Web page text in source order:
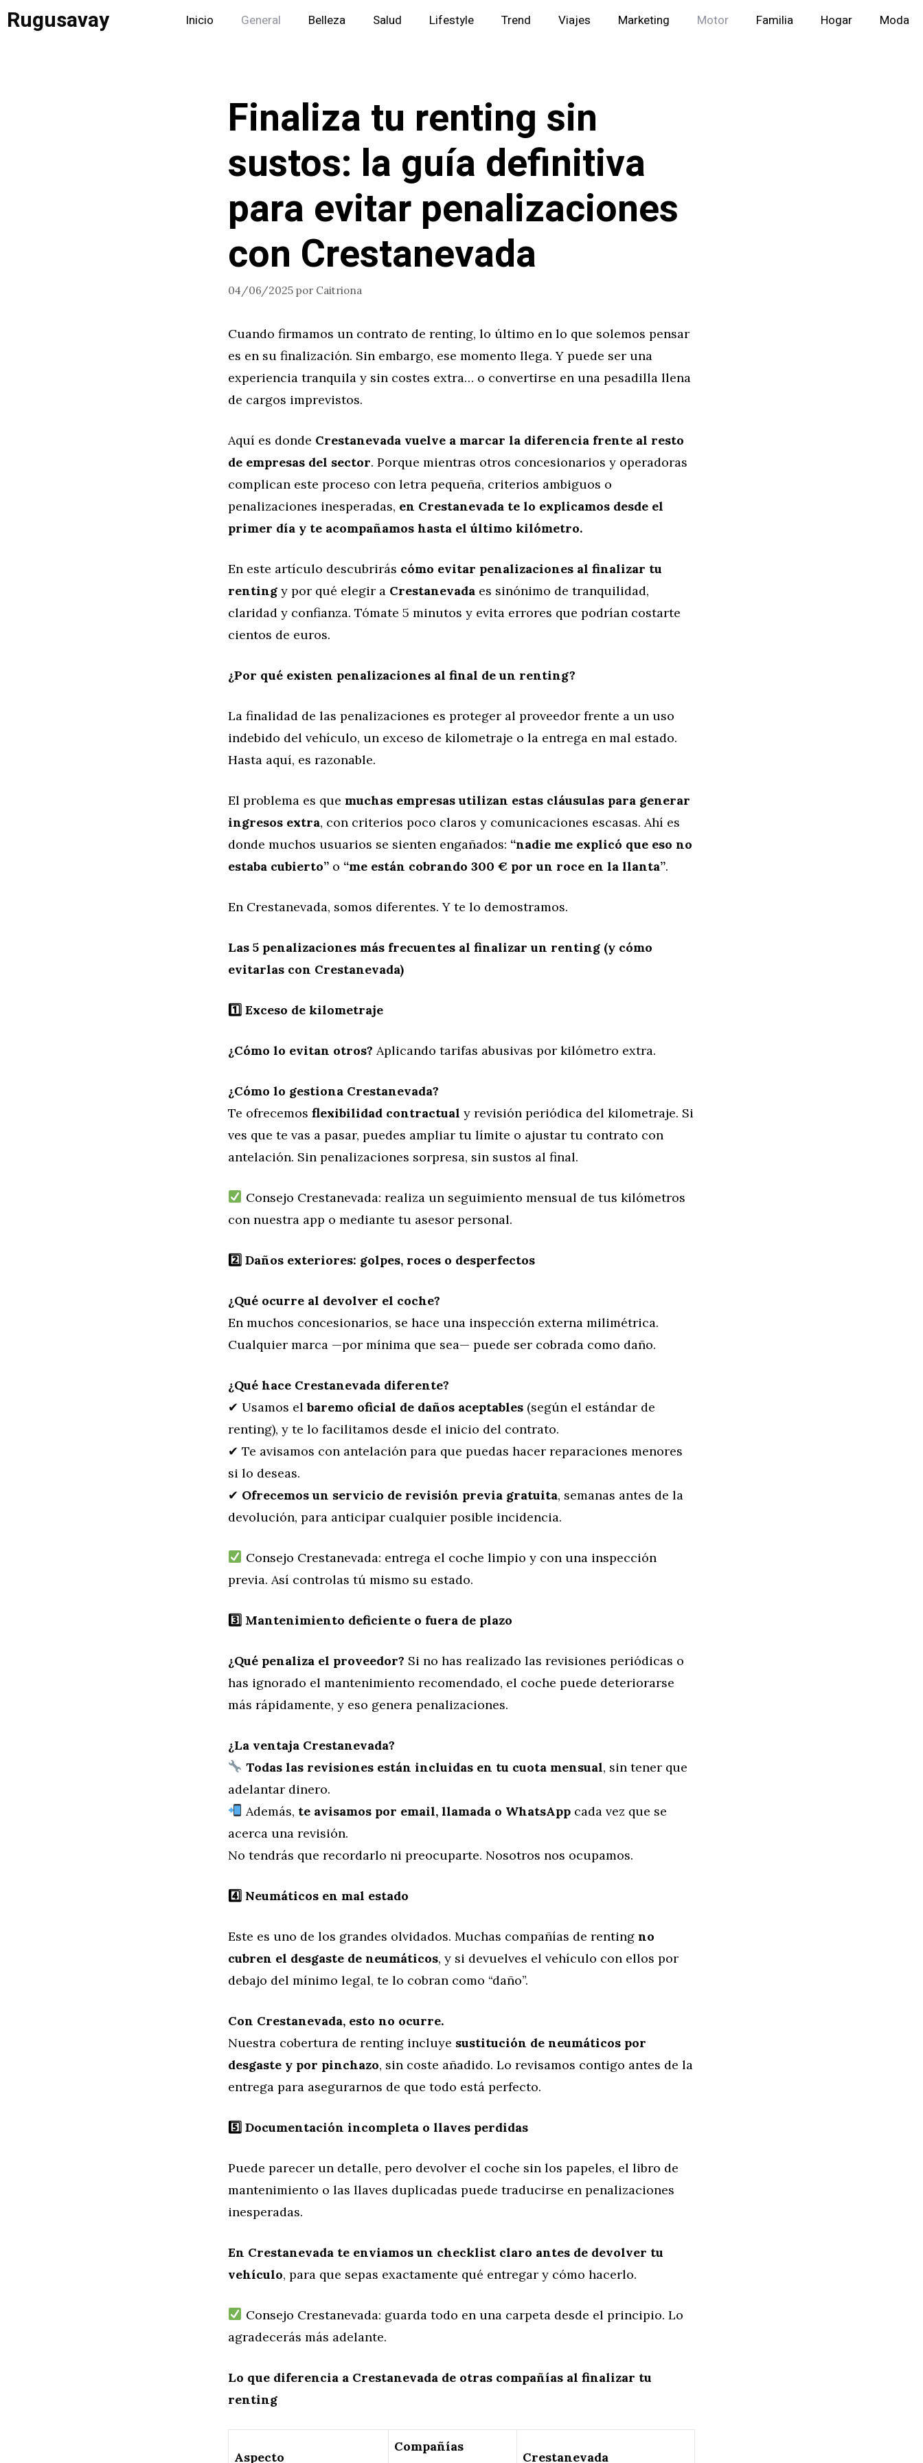
Saltar
alRugusavay Inicio General Belleza Salud Lifestyle Trend Viajes Marketing Motor Familia Hogar Moda
Finaliza tu renting sin
sustos: la guía definitiva
para evitar penalizaciones
con Crestanevada
04/06/2025 por Caitriona
Cuando firmamos un contrato de renting, lo último en lo que solemos pensar
es en su finalización. Sin embargo, ese momento llega. Y puede ser una
experiencia tranquila y sin costes extra… o convertirse en una pesadilla llena
de cargos imprevistos.
Aquí es donde Crestanevada vuelve a marcar la diferencia frente al resto
de empresas del sector. Porque mientras otros concesionarios y operadoras
complican este proceso con letra pequeña, criterios ambiguos o
penalizaciones inesperadas, en Crestanevada te lo explicamos desde el
primer día y te acompañamos hasta el último kilómetro.
En este artículo descubrirás cómo evitar penalizaciones al finalizar tu
renting y por qué elegir a Crestanevada es sinónimo de tranquilidad,
claridad y confianza. Tómate 5 minutos y evita errores que podrían costarte
cientos de euros.
¿Por qué existen penalizaciones al final de un renting?
La finalidad de las penalizaciones es proteger al proveedor frente a un uso
indebido del vehículo, un exceso de kilometraje o la entrega en mal estado.
Hasta aquí, es razonable.
El problema es que muchas empresas utilizan estas cláusulas para generar
ingresos extra, con criterios poco claros y comunicaciones escasas. Ahí es
donde muchos usuarios se sienten engañados: “nadie me explicó que eso no
estaba cubierto” o “me están cobrando 300 € por un roce en la llanta”.
En Crestanevada, somos diferentes. Y te lo demostramos.
Las 5 penalizaciones más frecuentes al finalizar un renting (y cómo
evitarlas con Crestanevada)
1️ ⃣ Exceso de kilometraje
¿Cómo lo evitan otros? Aplicando tarifas abusivas por kilómetro extra.
¿Cómo lo gestiona Crestanevada?
Te ofrecemos flexibilidad contractual y revisión periódica del kilometraje. Si
ves que te vas a pasar, puedes ampliar tu límite o ajustar tu contrato con
antelación. Sin penalizaciones sorpresa, sin sustos al final.
Consejo Crestanevada: realiza un seguimiento mensual de tus kilómetros
con nuestra app o mediante tu asesor personal.
2️ ⃣ Daños exteriores: golpes, roces o desperfectos
¿Qué ocurre al devolver el coche?
En muchos concesionarios, se hace una inspección externa milimétrica.
Cualquier marca —por mínima que sea— puede ser cobrada como daño.
¿Qué hace Crestanevada diferente?
✔ Usamos elbaremo oficial de daños aceptables (según el estándar de
renting), y te lo facilitamos desde el inicio del contrato.
✔ Te avisamos con antelación para que puedas hacer reparaciones menores
si lo deseas.
✔ Ofrecemos un servicio de revisión previa gratuita, semanas antes de la
devolución, para anticipar cualquier posible incidencia.
Consejo Crestanevada: entrega el coche limpio y con una inspección
previa. Así controlas tú mismo su estado.
3️ ⃣ Mantenimiento deficiente o fuera de plazo
¿Qué penaliza el proveedor? Si no has realizado las revisiones periódicas o
has ignorado el mantenimiento recomendado, el coche puede deteriorarse
más rápidamente, y eso genera penalizaciones.
¿La ventaja Crestanevada?
Todas las revisiones están incluidas en tu cuota mensual, sin tener que
adelantar dinero.
Además, te avisamos por email, llamada o WhatsAppcada vez que se
acerca una revisión.
No tendrás que recordarlo ni preocuparte. Nosotros nos ocupamos.
4️ ⃣ Neumáticos en mal estado
Este es uno de los grandes olvidados. Muchas compañías de renting no
cubren el desgaste de neumáticos, y si devuelves el vehículo con ellos por
debajo del mínimo legal, te lo cobran como “daño”.
Con Crestanevada, esto no ocurre.
Nuestra cobertura de renting incluye sustitución de neumáticos por
desgaste y por pinchazo, sin coste añadido. Lo revisamos contigo antes de la
entrega para asegurarnos de que todo está perfecto.
5️ ⃣ Documentación incompleta o llaves perdidas
Puede parecer un detalle, pero devolver el coche sin los papeles, el libro de
mantenimiento o las llaves duplicadas puede traducirse en penalizaciones
inesperadas.
En Crestanevada te enviamos un checklist claro antes de devolver tu
vehículo, para que sepas exactamente qué entregar y cómo hacerlo.
Consejo Crestanevada: guarda todo en una carpeta desde el principio. Lo
agradecerás más adelante.
Lo que diferencia a Crestanevada de otras compañías al finalizar tu
renting
Aspecto
Compañías
Crestanevada